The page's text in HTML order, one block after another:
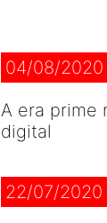
04/08/2020
A era prime
digital
22/07/2020